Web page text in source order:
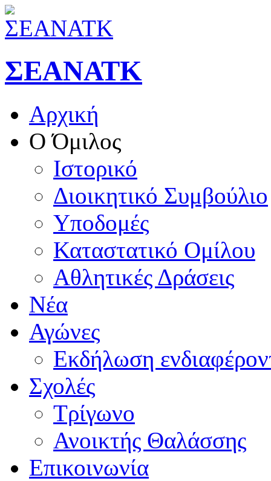
ΣΕΑΝΑΤΚ
Αρχική
Ο Όμιλος
Ιστορικό
Διοικητικό Συμβούλιο
Υποδομές
Καταστατικό Ομίλου
Αθλητικές Δράσεις
Νέα
Αγώνες
Εκδήλωση
Σχολές
Τρίγωνο
Ανοικτής Θαλάσσης
Επικοινωνία